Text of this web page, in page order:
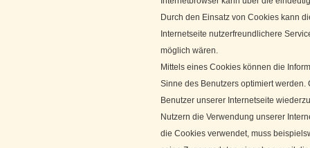
Durch den Einsatz von Cookies kann
Internetseite nutzerfreundlichere
möglich wären.
Mittels eines Cookies können die
Sinne des Benutzers optimiert
Benutzer unserer Internetseite
Nutzern die Verwendung unserer
die Cookies verwendet, muss